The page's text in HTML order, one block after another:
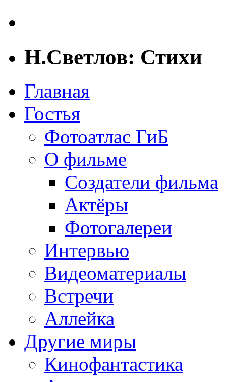
Н.Светлов: Стихи
Главная
Гостья
Фотоатлас ГиБ
О фильме
Создатели фильма
Актёры
Фотогалереи
Интервью
Видеоматериалы
Встречи
Аллейка
Другие миры
Кинофантастика